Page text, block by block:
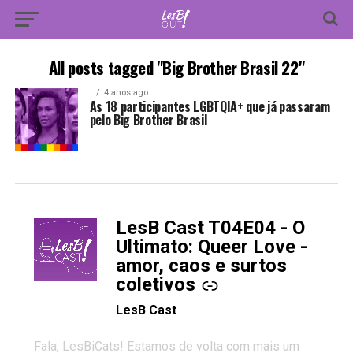
All posts tagged "Big Brother Brasil 22"
. 4 anos ago
As 18 participantes LGBTQIA+ que já passaram
pelo Big Brother Brasil
LesB Cast T04E04 - O
Ultimato: Queer Love -
amor, caos e surtos
coletivos
-
LesB Cast
Fala, LesBiCats! Estamos de volta com mais um